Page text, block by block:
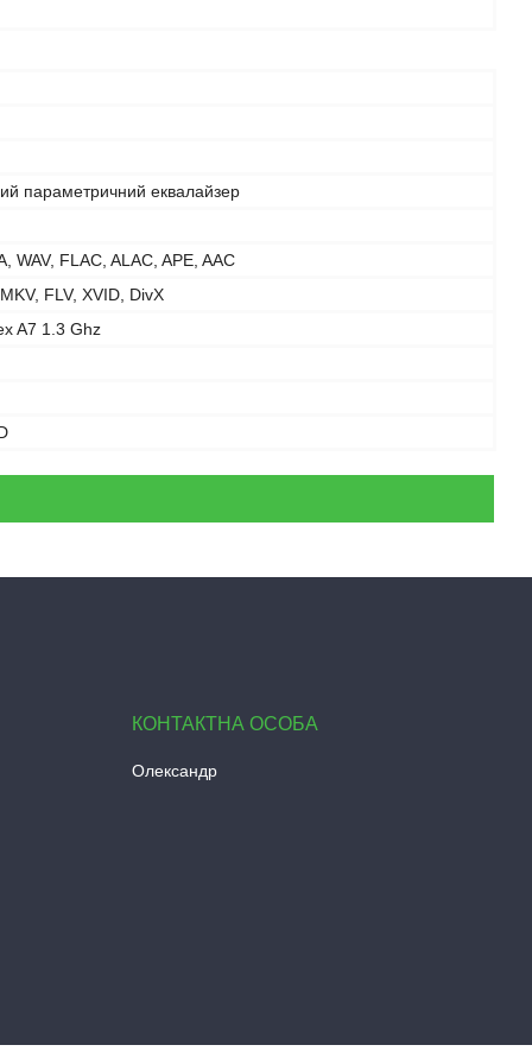
параметричний еквалайзер
WAV, FLAC, ALAC, APE, AAC
FLV, XVID, DivX
A7 1.3 Ghz
Олександр